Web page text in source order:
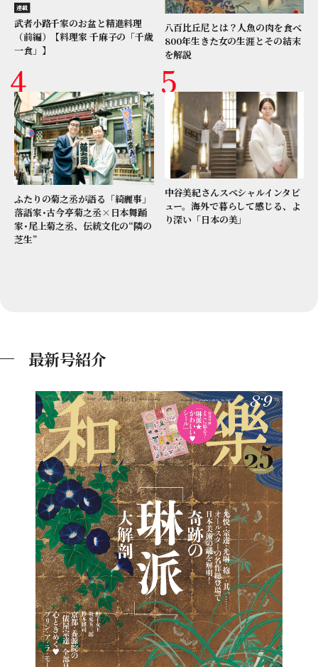
連載
武者小路千家のお盆と精進料理
（前編）【料理家 千麻子の「千歳
一食」】
八百比丘尼とは？人魚の肉を食べ
800年生きた女の生涯とその結末
を解説
ふたりの菊之丞が語る「綺麗事」
落語家･古今亭菊之丞×日本舞踊
家･尾上菊之丞、伝統文化の“隣の
芝生”
中谷美紀さんスペシャルインタビ
ュー。海外で暮らして感じる、よ
り深い「日本の美」
最新号紹介